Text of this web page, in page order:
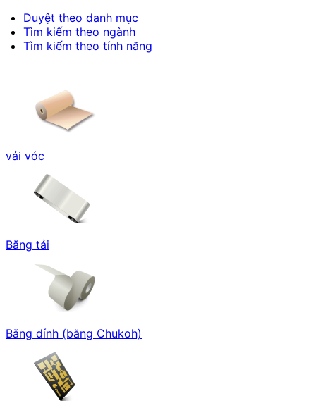
Duyệt theo danh mục
Tìm kiếm theo ngành
Tìm kiếm theo tính năng
vải vóc
Băng tải
Băng dính (băng Chukoh)